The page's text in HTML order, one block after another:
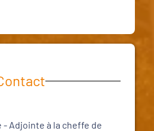
- Adjointe à la cheffe de